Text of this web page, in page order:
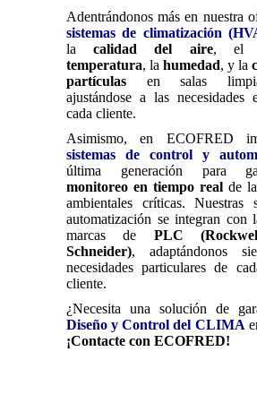
Adentrándonos más en nuestra
sistemas de climatización
lacalidad del aire, el
temperatura, la humedad, y la
partículas en salas
ajustándose a las necesidades
cada cliente.
Asimismo, en ECOFRED
sistemas de control y
última generación para
monitoreo en tiempo real de
ambientales críticas. Nuestras
automatización se integran con
marcas de PLC
Schneider), adaptándonos
necesidades particulares de
cliente.
¿Necesita una solución de
Diseño y Control del CLIMA
¡Contacte con ECOFRED!